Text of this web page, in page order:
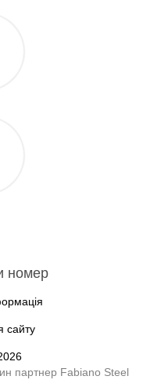
номер
сайту
партнер Fabiano Steel